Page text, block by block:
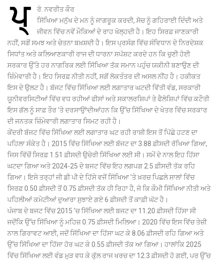
ਪ੍
ਰੋ. ਨਵਰੀਤ ਕੌਰ
ਸਿੱਖਿਆ ਮਨੁੱਖ ਦੇ ਮਨ ਨੂੰ ਜਾਗਰੂਕ ਕਰਦੀ, ਸੋਚ ਨੂੰ ਗਹਿਰਾਈ ਦਿੰਦੀ ਅਤੇ
ਜੀਵਨ ਵਿੱਚ ਨਵੇਂ ਮੌਕਿਆਂ ਦੇ ਰਾਹ ਖੋਲ੍ਹਦੀ ਹੈ। ਇਹ ਸਿਰਫ਼ ਜਾਣਕਾਰੀ
ਨਹੀਂ, ਸਗੋਂ ਸਮਝ ਅਤੇ ਚੇਤਨਾ ਬਖ਼ਸ਼ਦੀ ਹੈ। ਇਸ ਪ੍ਰਸੰਗ ਵਿੱਚ ਸੰਵਿਧਾਨ ਦੇ ਨਿਰਦੇਸ਼ਕ
ਸਿਧਾਂਤ ਅਤੇ ਕਲਿਆਣਕਾਰੀ ਰਾਜ ਦੀ ਧਾਰਨਾ ਸਪੱਸ਼ਟ ਕਰਦੇ ਹਨ ਕਿ ਚੁਣੀ ਹੋਈ
ਸਰਕਾਰ ਉੱਤੇ ਹਰ ਨਾਗਰਿਕ ਲਈ ਸਿੱਖਿਆ ਤੱਕ ਸਮਾਨ ਪਹੁੰਚ ਯਕੀਨੀ ਬਣਾਉਣ ਦੀ
ਜ਼ਿੰਮੇਵਾਰੀ ਹੈ। ਇਹ ਸਿਰਫ਼ ਨੀਤੀ ਨਹੀਂ, ਸਗੋਂ ਲੋਕਤੰਤਰ ਦੀ ਅਸਲ ਨੀਂਹ ਹੈ। ਹਕੀਕਤ
ਇਸ ਦੇ ਉਲਟ ਹੈ। ਬੱਜਟ ਵਿੱਚ ਸਿੱਖਿਆ ਲਈ ਲਗਾਤਾਰ ਘਟਦੀ ਵਿੱਤੀ ਵੰਡ, ਸਰਕਾਰੀ
ਯੂਨੀਵਰਸਿਟੀਆਂ ਵਿੱਚ ਵਧ ਰਹੀਆਂ ਫੀਸਾਂ ਅਤੇ ਸਕਾਲਰਸ਼ਿਪਾਂ ਤੇ ਫੈਲੋਸ਼ਿਪਾਂ ਵਿੱਚ ਕਟੌਤੀ
ਇਸ ਗੱਲ ਨੂੰ ਸਾਫ਼ ਤੌਰ ’ਤੇ ਦਰਸਾਉਾਂਦੀਆਂਹਨ ਕਿ ਉੱਚ ਸਿੱਖਿਆ ਦੇ ਖੇਤਰ ਵਿੱਚ ਸਰਕਾਰ
ਦੀ ਜਨਤਕ ਜ਼ਿੰਮੇਵਾਰੀ ਲਗਾਤਾਰ ਸਿਮਟ ਰਹੀ ਹੈ।
ਕੇਂਦਰੀ ਬੱਜਟ ਵਿੱਚ ਸਿੱਖਿਆ ਲਈ ਲਗਾਤਾਰ ਘਟ ਰਹੀ ਰਾਸ਼ੀ ਇਸ ਤੋਂ ਪਿੱਛੇ ਹਟਣ ਦਾ
ਪਹਿਲਾ ਸੰਕੇਤ ਹੈ। 2015 ਵਿੱਚ ਸਿੱਖਿਆ ਲਈ ਬੱਜਟ ਦਾ 3.88 ਫ਼ੀਸਦੀ ਰੱਖਿਆ ਗਿਆ,
ਜਿਸ ਵਿੱਚੋਂ ਸਿਰਫ਼ 1.51 ਫ਼ੀਸਦੀ ਉਚੇਰੀ ਸਿੱਖਿਆ ਲਈ ਸੀ। ਸਮੇਂ ਦੇ ਨਾਲ ਇਹ ਹਿੱਸਾ
ਘਟਦਾ ਗਿਆ ਅਤੇ 2024-25 ਦੇ ਬਜਟ ਵਿੱਚ ਇਹ ਲਗਪਗ 2.5 ਫ਼ੀਸਦੀ ਤੱਕ ਰਹਿ
ਗਿਆ। ਇਸੇ ਤਰ੍ਹਾਂ ਜੀ ਡੀ ਪੀ ਦੇ ਹਿੱਸੇ ਵਜੋਂ ਸਿੱਖਿਆ ’ਤੇ ਖ਼ਰਚ ਪਿਛਲੇ ਸਾਲਾਂ ਵਿੱਚ
ਸਿਰਫ਼ 0.50 ਫ਼ੀਸਦੀ ਤੋਂ 0.75 ਫ਼ੀਸਦੀ ਤੱਕ ਹੀ ਰਿਹਾ ਹੈ, ਜੋ ਕਿ ਕੌਮੀ ਸਿੱਖਿਆ ਨੀਤੀ ਅਤੇ
ਪਹਿਲੀਆਂ ਕਮੇਟੀਆਂ ਦੁਆਰਾ ਸੁਝਾਏ ਗਏ 6 ਫ਼ੀਸਦੀ ਤੋਂ ਕਾਫ਼ੀ ਘੱਟ ਹੈ।
ਪੰਜਾਬ ਦੇ ਬਜਟ ਵਿੱਚ 2015 ’ਚ ਸਿੱਖਿਆ ਲਈ ਬਜਟ ਦਾ 11.20 ਫ਼ੀਸਦੀ ਹਿੱਸਾ ਸੀ
ਜਦੋਂਕਿ ਉੱਚ ਸਿੱਖਿਆ ਨੂੰ ਮਹਿਜ਼ 0.75 ਫ਼ੀਸਦੀ ਮਿਲਿਆ। 2020 ਵਿੱਚ ਇਸ ਵਿੱਚ ਤੇਜ਼ੀ
ਨਾਲ ਗਿਰਾਵਟ ਆਈ, ਜਦੋਂ ਸਿੱਖਿਆ ਦਾ ਹਿੱਸਾ ਘਟ ਕੇ 8.06 ਫ਼ੀਸਦੀ ਰਹਿ ਗਿਆ ਅਤੇ
ਉੱਚ ਸਿੱਖਿਆ ਦਾ ਹਿੱਸਾ ਹੋਰ ਘਟ ਕੇ 0.55 ਫ਼ੀਸਦੀ ਤੱਕ ਆ ਗਿਆ। ਹਾਲਾਂਕਿ 2025
ਵਿੱਚ ਸਿੱਖਿਆ ਲਈ ਵੰਡ ਮੁੜ ਵਧ ਕੇ ਕੁੱਲ ਰਾਜ ਖਰਚ ਦਾ 12.3 ਫ਼ੀਸਦੀ ਹੋ ਗਈ, ਪਰ ਉੱਚ